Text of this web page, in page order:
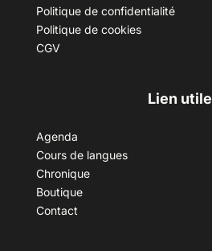
Politique de confidentialité
Politique de cookies
CGV
Lien utile
Agenda
Cours de langues
Chronique
Boutique
Contact